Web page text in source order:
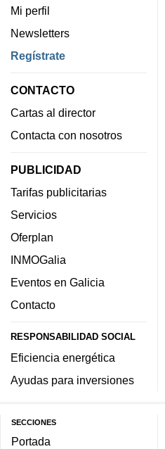
Mi perfil
Newsletters
Regístrate
CONTACTO
Cartas al director
Contacta con nosotros
PUBLICIDAD
Tarifas publicitarias
Servicios
Oferplan
INMOGalia
Eventos en Galicia
Contacto
RESPONSABILIDAD SOCIAL
Eficiencia energética
Ayudas para inversiones
SECCIONES
Portada